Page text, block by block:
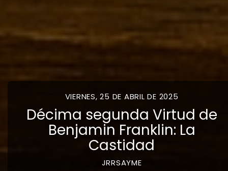
VIERNES, 25 DE ABRIL DE 2025
Décima segunda Virtud de
Benjamin Franklin: La
Castidad
JRRSAYME